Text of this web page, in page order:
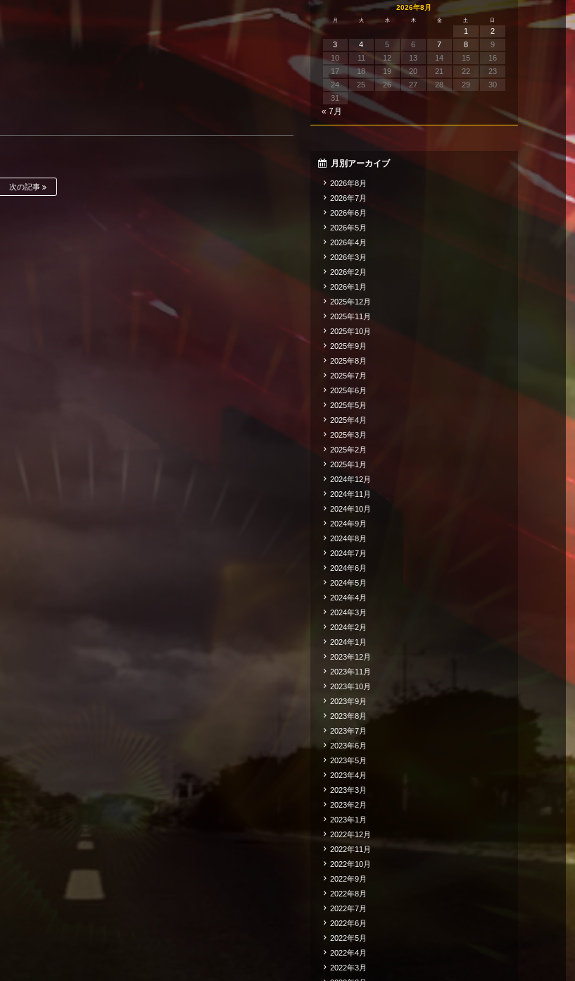
次の記事
2026年8月
月 火 水 木 金 土 日
1
2
3
4 5 6 7 8
9
10
11 12 13 14 15
16
17
18 19 20 21 22
23
24
25 26 27 28 29
30
31
« 7月
月別アーカイブ
2026年8月
2026年7月
2026年6月
2026年5月
2026年4月
2026年3月
2026年2月
2026年1月
2025年12月
2025年11月
2025年10月
2025年9月
2025年8月
2025年7月
2025年6月
2025年5月
2025年4月
2025年3月
2025年2月
2025年1月
2024年12月
2024年11月
2024年10月
2024年9月
2024年8月
2024年7月
2024年6月
2024年5月
2024年4月
2024年3月
2024年2月
2024年1月
2023年12月
2023年11月
2023年10月
2023年9月
2023年8月
2023年7月
2023年6月
2023年5月
2023年4月
2023年3月
2023年2月
2023年1月
2022年12月
2022年11月
2022年10月
2022年9月
2022年8月
2022年7月
2022年6月
2022年5月
2022年4月
2022年3月